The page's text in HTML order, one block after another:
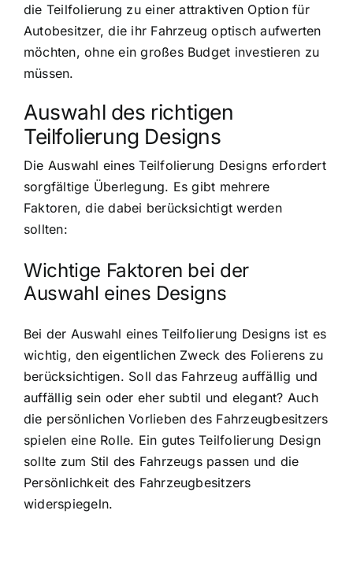
die Teilfolierung zu einer attraktiven Option für
Autobesitzer, die ihr Fahrzeug optisch aufwerten
möchten, ohne ein großes Budget investieren zu
müssen.
Auswahl des richtigen
Teilfolierung Designs
Die Auswahl eines Teilfolierung Designs erfordert
sorgfältige Überlegung. Es gibt mehrere
Faktoren, die dabei berücksichtigt werden
sollten:
Wichtige Faktoren bei der
Auswahl eines Designs
Bei der Auswahl eines Teilfolierung Designs ist es
wichtig, den eigentlichen Zweck des Folierens zu
berücksichtigen. Soll das Fahrzeug auffällig und
auffällig sein oder eher subtil und elegant? Auch
die persönlichen Vorlieben des Fahrzeugbesitzers
spielen eine Rolle. Ein gutes Teilfolierung Design
sollte zum Stil des Fahrzeugs passen und die
Persönlichkeit des Fahrzeugbesitzers
widerspiegeln.